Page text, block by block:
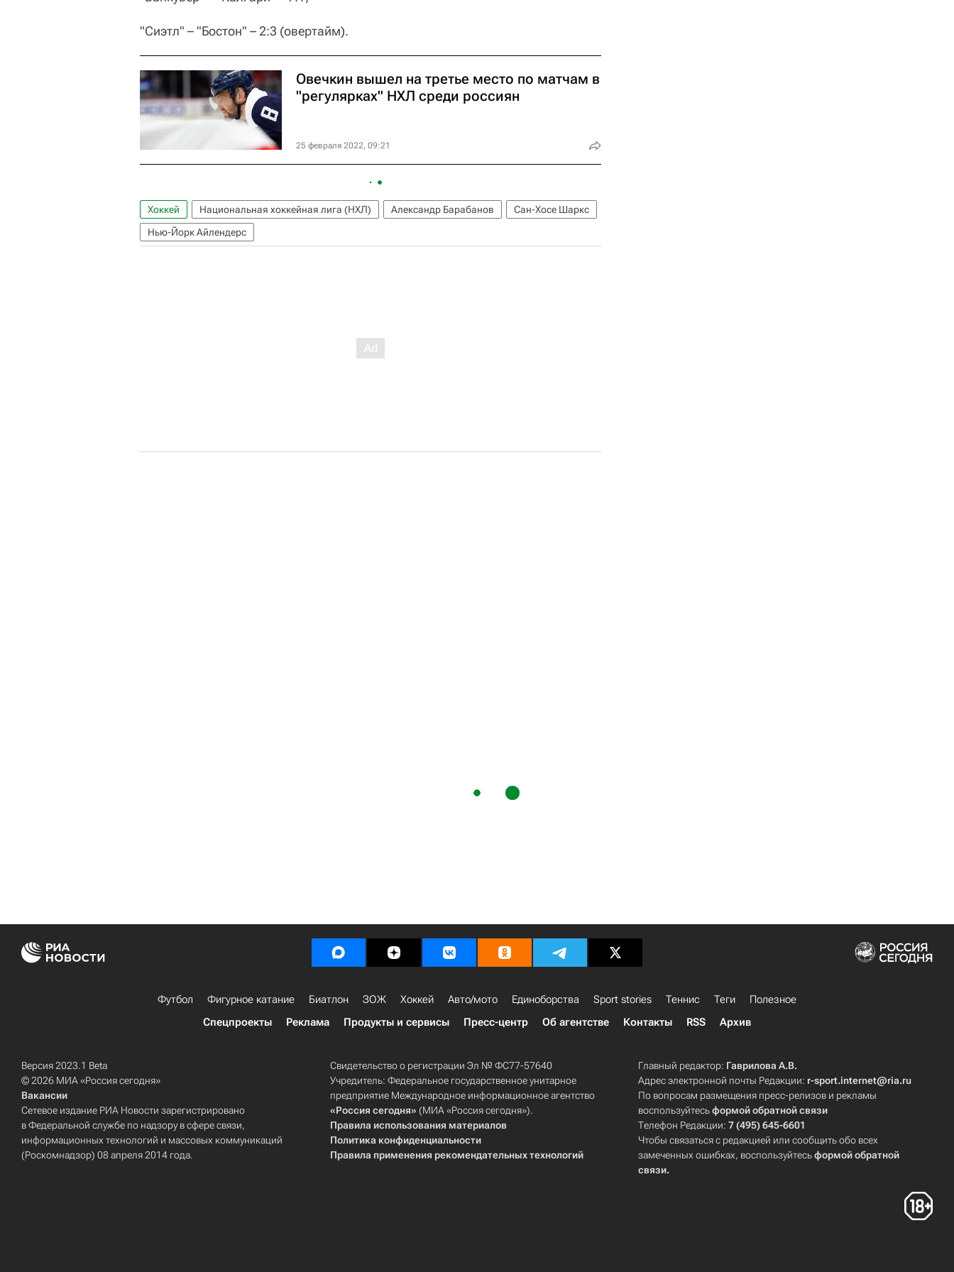
"Сиэтл" – "Бостон" – 2:3 (овертайм).
Овечкин вышел на третье место по матчам в
"регулярках" НХЛ среди россиян
25 февраля 2022, 09:21
Хоккей Национальная хоккейная лига (НХЛ) Александр Барабанов
Сан-Хосе Шаркс
Нью-Йорк Айлендерс
Футбол Фигурное катание Биатлон ЗОЖ Хоккей Авто/мото Единоборства Sport stories Теннис Теги
Полезное
Спецпроекты
Реклама Продукты и сервисы Пресс-центр Об агентстве Контакты RSS Архив
Версия 2023.1 Beta
© 2026 МИА «Россия сегодня»
Вакансии
Сетевое издание РИА Новости зарегистрировано
в Федеральной службе по надзору в сфере связи,
информационных технологий и массовых коммуникаций
(Роскомнадзор) 08 апреля 2014 года.
Свидетельство о регистрации Эл № ФС77-57640
Учредитель: Федеральное государственное унитарное
предприятие Международное информационное агентство
«Россия сегодня» (МИА «Россия сегодня»).
Правила использования материалов
Политика конфиденциальности
Правила применения рекомендательных технологий
Главный редактор: Гаврилова А.В.
Адрес электронной почты Редакции: r-sport.internet@ria.ru
По вопросам размещения пресс-релизов и рекламы
воспользуйтесьформой обратной связи
Телефон Редакции:7 (495) 645-6601
Чтобы связаться с редакцией или сообщить обо всех
замеченных ошибках, воспользуйтесьформой обратной
связи.